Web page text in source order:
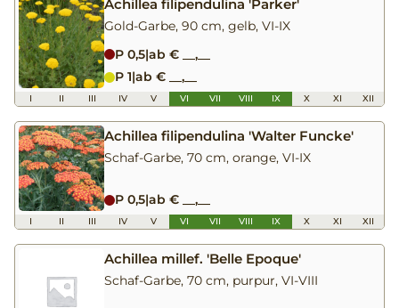
Achillea filipendulina 'Parker'
Gold-Garbe, 90 cm, gelb, VI-IX
P 0,5|ab € __,__
P 1|ab € __,__
I II III IV V VI VII VIII IX X XI XII
Achillea filipendulina 'Walter Funcke'
Schaf-Garbe, 70 cm, orange, VI-IX
P 0,5|ab € __,__
I II III IV V VI VII VIII IX X XI XII
Achillea millef. 'Belle Epoque'
Schaf-Garbe, 70 cm, purpur, VI-VIII